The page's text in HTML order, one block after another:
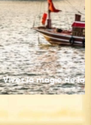
d’Halong